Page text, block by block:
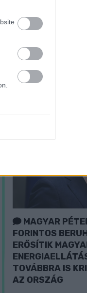
VAN A FÉRFI
VÁLOGATOTT
Észtország,
MAGYAR
FORINTOS
ERŐSÍTIK
TOVÁBBRA IS
AZ ORSZÁG